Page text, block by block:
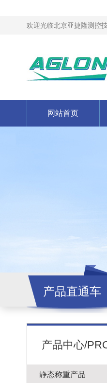
欢迎光临北京亚捷隆测控
网站首页
产品直通车
产品中心/
静态称重产品